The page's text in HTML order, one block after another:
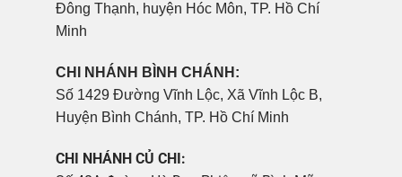
Đông Thạnh, huyện Hóc Môn, TP. Hồ Chí
Minh
CHI NHÁNH BÌNH CHÁNH:
Số 1429 Đường Vĩnh Lộc, Xã Vĩnh Lộc B,
Huyện Bình Chánh, TP. Hồ Chí Minh
CHI NHÁNH CỦ CHI: